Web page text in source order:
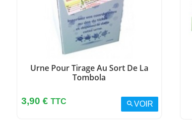
Urne Pour Tirage Au Sort De La
Tombola
Prix
3,90 € TTC searchVOIR